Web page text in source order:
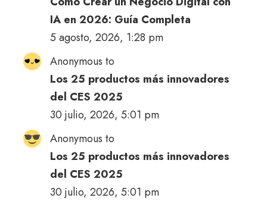
IA en 2026: Guía Completa
5 agosto, 2026, 1:28 pm
Anonymous to
Los 25 productos más innovadores
del CES 2025
30 julio, 2026, 5:01 pm
Anonymous to
Los 25 productos más innovadores
del CES 2025
30 julio, 2026, 5:01 pm